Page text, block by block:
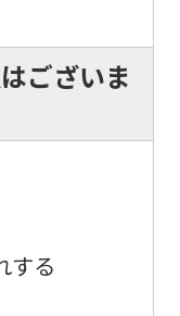
ございま
する